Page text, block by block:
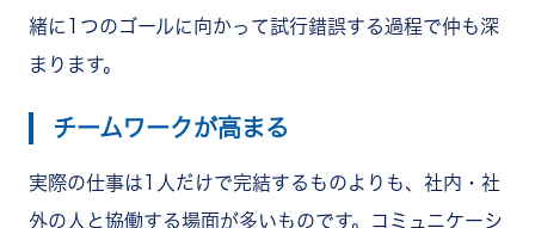
緒に1つのゴールに向かって試行錯誤する過程で仲も深
まります。
チームワークが高まる
実際の仕事は1人だけで完結するものよりも、社内・社
外の人と協働する場面が多いものです。コミュニケーシ